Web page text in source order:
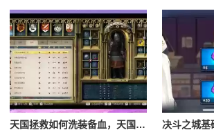
天国拯救如何洗装备血，天国拯救怎么洗衣服